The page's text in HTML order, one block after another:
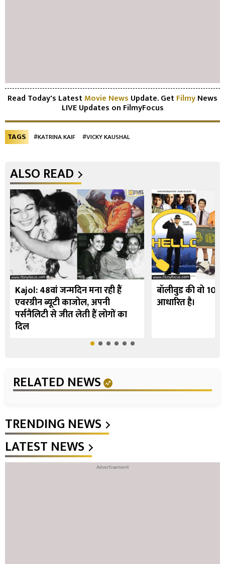
Read Today's LatestMovie News Update. GetFilmyNews
LIVE Updates on FilmyFocus
TAGS #KATRINA KAIF #VICKY KAUSHAL
ALSO READ
Kajol: 48वां जन्मदिन मना रही हैं
एवरग्रीन ब्यूटी काजोल, अपनी
पर्सनैलिटी से जीत लेती हैं लोगों का
दिल
बॉलीवुड की वो 10
आधारित है।
RELATED NEWS
TRENDING NEWS
LATEST NEWS